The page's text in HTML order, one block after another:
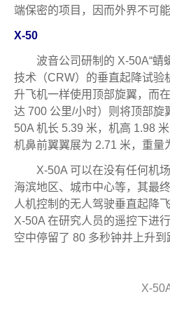
端保密的项目，因而外界不可
X-50
波音公司研制的 X-50A“蜻蜓
技术（CRW）的垂直起降试验
升飞机一样使用顶部旋翼，而
达 700 公里/小时）则将顶部旋
50A 机长 5.39 米，机高 1.98
机鼻前翼翼展为 2.71 米，重量
X-50A 可以在没有任何机场
海滨地区、城市中心等，其最
人机控制的无人驾驶垂直起降
X-50A 在研究人员的遥控下进
空中停留了 80 多秒钟并上升到
X-